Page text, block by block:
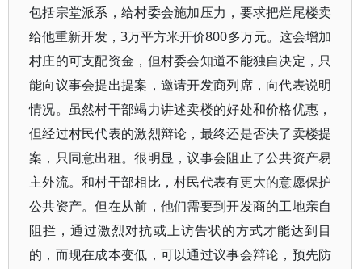
包括宗堂派系，给村委会施加压力，要求把烂尾楼卖
给他重新开发，3万平方米开价800多万元。这会增加
村庄的可支配资金，但村委会知道不能独自决定，只
能向议事会提出提案，邀请开发商列席，向代表说明
情况。虽然村干部竭力讲述卖楼的好处和价格优惠，
但经过村民代表的激烈辩论，最终还是否决了卖楼提
案，只同意出租。很明显，议事会阻止了公共资产易
主外流。和村干部相比，村民代表有更大的意愿保护
公共资产。但在从前，他们需要到开发商的工地亲自
阻拦，通过激烈对抗或上访告状的方式才能达到目
的，而现在成本变低，可以通过议事会辩论，预先防